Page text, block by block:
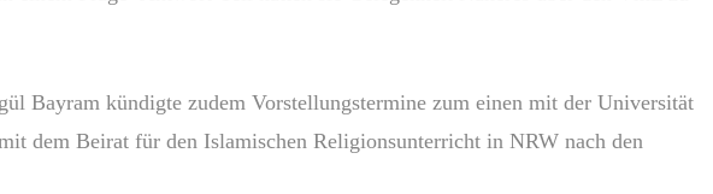
Bayram kündigte zudem Vorstellungstermine zum einen mit der Universität
dem Beirat für den Islamischen Religionsunterricht in NRW nach den